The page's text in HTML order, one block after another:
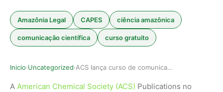
Amazônia Legal CAPES ciência amazônica
comunicação científica curso gratuito
Inicio›Uncategorized› ACS lança curso de comunicação científica volta…
A American Chemical Society (ACS) Publications no